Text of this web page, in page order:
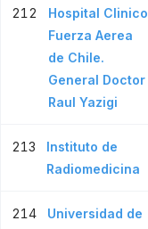
212
Hospital Clinico
Fuerza Aerea
de Chile.
General Doctor
Raul Yazigi
213
Instituto de
Radiomedicina
214
Universidad de